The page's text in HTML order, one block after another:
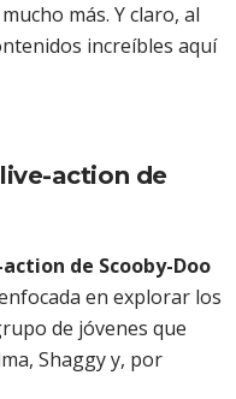
más. Y claro, al
increíbles aquí
action de
de Scooby-Doo
en explorar los
de jóvenes que
Shaggy y, por